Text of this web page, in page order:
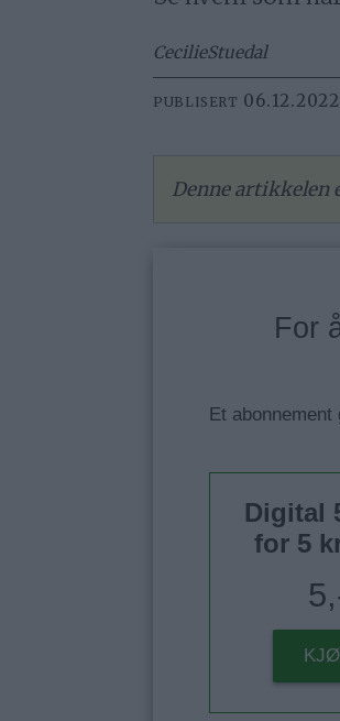
CecilieStuedal
PUBLISERT
Denne artikkelen
For
Et
Digital
for 5